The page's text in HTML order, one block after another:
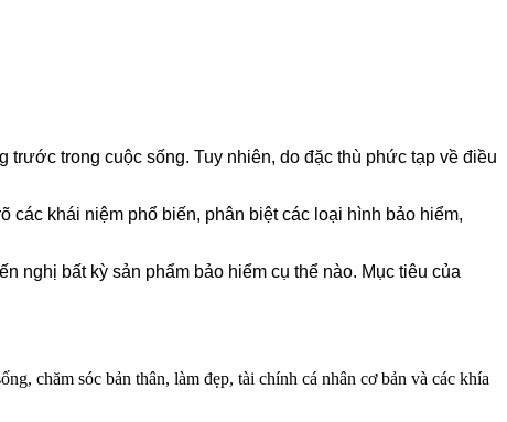
trong cuộc sống. Tuy nhiên, do đặc thù phức tạp về điều
các khái niệm phổ biến, phân biệt các loại hình bảo hiểm,
nghị bất kỳ sản phẩm bảo hiểm cụ thể nào. Mục tiêu của
chăm sóc bản thân, làm đẹp, tài chính cá nhân cơ bản và các khía